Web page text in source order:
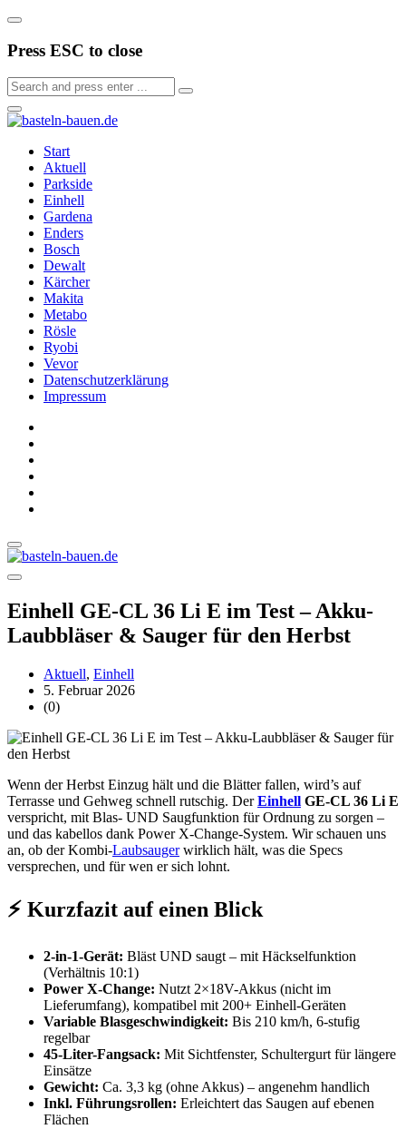
Press ESC to close
Start
Aktuell
Parkside
Einhell
Gardena
Enders
Bosch
Dewalt
Kärcher
Makita
Metabo
Rösle
Ryobi
Vevor
Datenschutzerklärung
Impressum
Einhell GE-CL 36 Li E im Test – Akku-
Laubbläser & Sauger für den Herbst
Aktuell, Einhell
5. Februar 2026
(0)
Wenn der Herbst Einzug hält und die Blätter fallen, wird’s auf
Terrasse und Gehweg schnell rutschig. DerEinhell GE-CL 36 Li E
verspricht, mit Blas- UND Saugfunktion für Ordnung zu sorgen –
und das kabellos dank Power X-Change-System. Wir schauen uns
an, ob der Kombi-Laubsaugerwirklich hält, was die Specs
versprechen, und für wen er sich lohnt.
⚡ Kurzfazit auf einen Blick
2-in-1-Gerät: Bläst UND saugt – mit Häckselfunktion
(Verhältnis 10:1)
Power X-Change: Nutzt 2×18V-Akkus (nicht im
Lieferumfang), kompatibel mit 200+ Einhell-Geräten
Variable Blasgeschwindigkeit: Bis 210 km/h, 6-stufig
regelbar
45-Liter-Fangsack: Mit Sichtfenster, Schultergurt für längere
Einsätze
Gewicht: Ca. 3,3 kg (ohne Akkus) – angenehm handlich
Inkl. Führungsrollen: Erleichtert das Saugen auf ebenen
Flächen